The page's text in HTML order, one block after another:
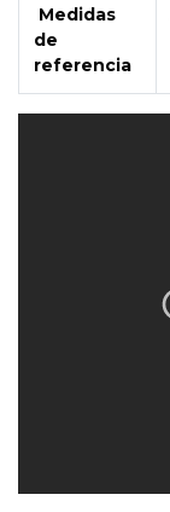
Medidas
de
referencia